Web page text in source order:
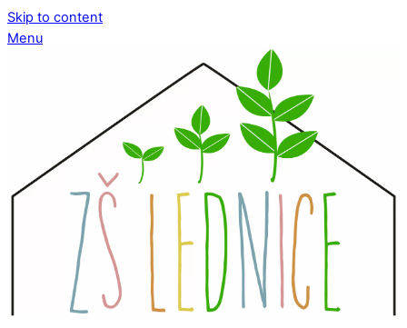
Skip to content
Menu